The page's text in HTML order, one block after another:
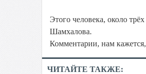
Этого человека, около
Шамхалова.
Комментарии, нам
ЧИТАЙТЕ ТАКЖЕ: